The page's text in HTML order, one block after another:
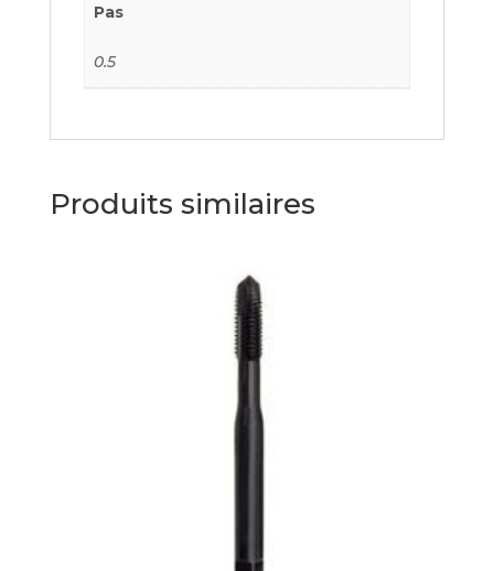
Pas
0.5
Produits similaires